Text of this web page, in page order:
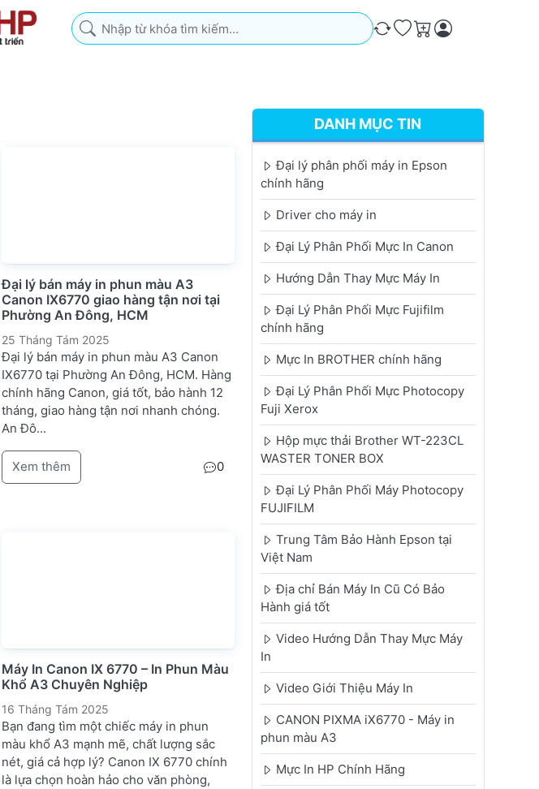
Nhập từ khóa tìm kiếm. Kết quả sẽ tự động xuất hiện khi bạn nhập. Nhấn phím
So sánh
Ưa thích
Giỏ hàng
Đại lý bán máy in phun màu A3
Canon IX6770 giao hàng tận nơi tại
Phường An Đông, HCM
25 Tháng Tám 2025
Đại lý bán máy in phun màu A3 Canon
IX6770 tại Phường An Đông, HCM. Hàng
chính hãng Canon, giá tốt, bảo hành 12
tháng, giao hàng tận nơi nhanh chóng.
An Đô...
Xem thêm 0
Máy In Canon IX 6770 – In Phun Màu
Khổ A3 Chuyên Nghiệp
16 Tháng Tám 2025
Bạn đang tìm một chiếc máy in phun
màu khổ A3 mạnh mẽ, chất lượng sắc
nét, giá cả hợp lý? Canon IX 6770 chính
là lựa chọn hoàn hảo cho văn phòng,
DANH MỤC TIN
Đại lý phân phối máy in Epson
chính hãng
Driver cho máy in
Đại Lý Phân Phối Mực In Canon
Hướng Dẫn Thay Mực Máy In
Đại Lý Phân Phối Mực Fujifilm
chính hãng
Mực In BROTHER chính hãng
Đại Lý Phân Phối Mực Photocopy
Fuji Xerox
Hộp mực thải Brother WT-223CL
WASTER TONER BOX
Đại Lý Phân Phối Máy Photocopy
FUJIFILM
Trung Tâm Bảo Hành Epson tại
Việt Nam
Địa chỉ Bán Máy In Cũ Có Bảo
Hành giá tốt
Video Hướng Dẫn Thay Mực Máy
In
Video Giới Thiệu Máy In
CANON PIXMA iX6770 - Máy in
phun màu A3
Mực In HP Chính Hãng